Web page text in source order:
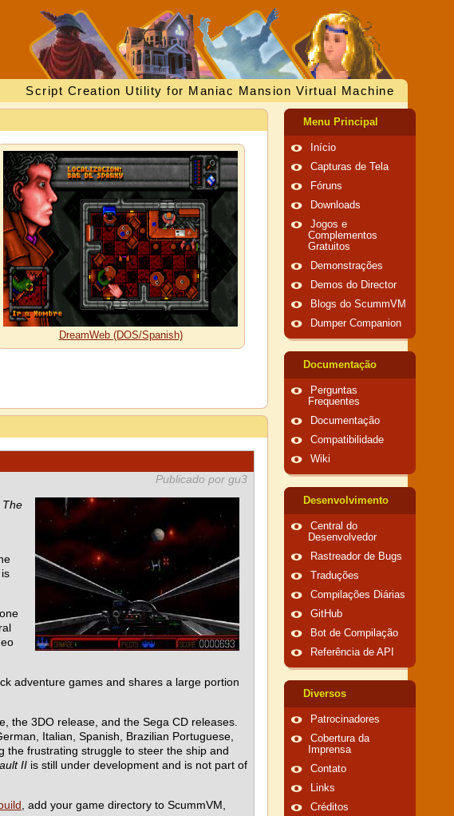
Script Creation Utility for Maniac Mansion Virtual Machine
DreamWeb (DOS/Spanish)
Publicado por gu3
The
adventure games and shares a large portion
the 3DO release, and the Sega CD releases.
Italian, Spanish, Brazilian Portuguese,
the frustrating struggle to steer the ship and
II is still under development and is not part of
, add your game directory to ScummVM,
Menu Principal
Início
Capturas de Tela
Fóruns
Downloads
Jogos e
Complementos
Gratuitos
Demonstrações
Demos do Director
Blogs do ScummVM
Dumper Companion
Documentação
Perguntas
Frequentes
Documentação
Compatibilidade
Wiki
Desenvolvimento
Central do
Desenvolvedor
Rastreador de Bugs
Traduções
Compilações Diárias
GitHub
Bot de Compilação
Referência de API
Diversos
Patrocinadores
Cobertura da
Imprensa
Contato
Links
Créditos